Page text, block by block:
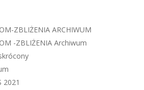
ZBLIŻENIA ARCHIWUM
-ZBLIŻENIA Archiwum
2021